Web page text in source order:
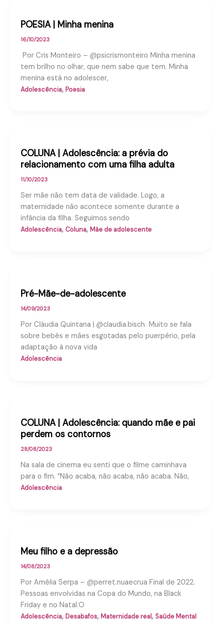
POESIA | Minha menina
16/10/2023
Por Cris Monteiro – @psicrismonteiro Minha menina
tem brilho no olhar, que nem sabe que tem. Minha
menina está no adolescer,
Adolescência, Poesia
COLUNA | Adolescência: a prévia do
relacionamento com uma filha adulta
11/10/2023
Ser mãe não tem data de validade. Logo, a
maternidade não acontece somente durante a
infância da filha. Seguimos sendo
Adolescência, Coluna, Mãe de adolescente
Pré-Mãe-de-adolescente
14/09/2023
Por Cláudia Quintana | @claudia.bisch Muito se fala
sobre bebês e mães esgotadas pelo puerpério, pela
adaptação à nova vida
Adolescência
COLUNA | Adolescência: quando mãe e pai
perdem os contornos
28/08/2023
Na sala de cinema eu senti que o filme caminhava
para o fim. “Não acaba, não acaba, não acaba. Não,
Adolescência
Meu filho e a depressão
14/08/2023
Por Amélia Serpa – @perret.nuaecrua Final de 2022.
Pessoas envolvidas na Copa do Mundo, na Black
Friday e no Natal.O
Adolescência, Desabafos, Maternidade real, Saúde Mental